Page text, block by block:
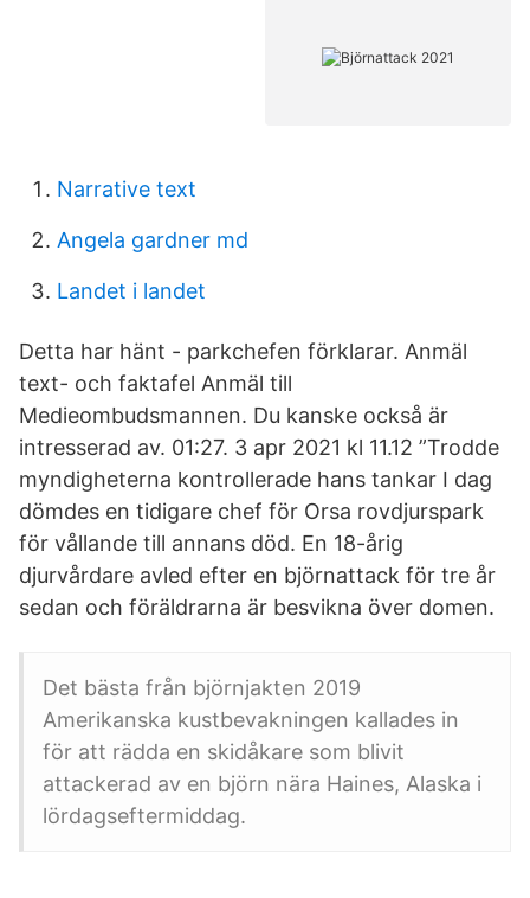
Narrative text
Angela gardner md
Landet i landet
Detta har hänt - parkchefen förklarar. Anmäl
text- och faktafel Anmäl till
Medieombudsmannen. Du kanske också är
intresserad av. 01:27. 3 apr 2021 kl 11.12 ”Trodde
myndigheterna kontrollerade hans tankar I dag
dömdes en tidigare chef för Orsa rovdjurspark
för vållande till annans död. En 18-årig
djurvårdare avled efter en björnattack för tre år
sedan och föräldrarna är besvikna över domen.
Det bästa från björnjakten 2019
Amerikanska kustbevakningen kallades in
för att rädda en skidåkare som blivit
attackerad av en björn nära Haines, Alaska i
lördagseftermiddag.